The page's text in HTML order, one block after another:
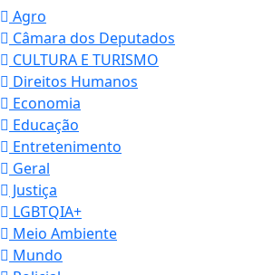
Agro
Câmara dos Deputados
CULTURA E TURISMO
Direitos Humanos
Economia
Educação
Entretenimento
Geral
Justiça
LGBTQIA+
Meio Ambiente
Mundo